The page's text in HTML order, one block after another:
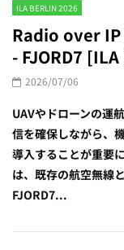
ILA BERLIN 2026
Radio over
- FJORD7
2026/07/06
UAVやドローンの運
信を確保しながら、
導入することが重要
は、既存の航空無線
FJORD7...